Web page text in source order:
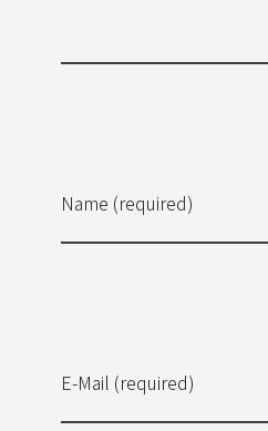
Name (required)
E-Mail (required)